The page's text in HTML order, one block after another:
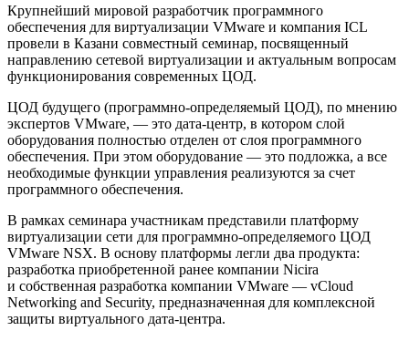
Крупнейший мировой разработчик программного
обеспечения для виртуализации VMware и компания ICL
провели в Казани совместный семинар, посвященный
направлению сетевой виртуализации и актуальным вопросам
функционирования современных ЦОД.
ЦОД будущего (программно-определяемый ЦОД), по мнению
экспертов VMware, — это дата-центр, в котором слой
оборудования полностью отделен от слоя программного
обеспечения. При этом оборудование — это подложка, а все
необходимые функции управления реализуются за счет
программного обеспечения.
В рамках семинара участникам представили платформу
виртуализации сети для программно-определяемого ЦОД
VMware NSX. В основу платформы легли два продукта:
разработка приобретенной ранее компании Nicira
и собственная разработка компании VMware — vCloud
Networking and Security, предназначенная для комплексной
защиты виртуального дата-центра.